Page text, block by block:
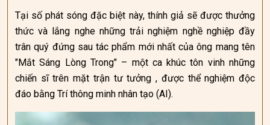
Tại số phát sóng đặc biệt này, thính giả sẽ được thưởng
thức và lắng nghe những trải nghiệm nghề nghiệp đầy
trân quý đứng sau tác phẩm mới nhất của ông mang tên
"Mắt Sáng Lòng Trong" – một ca khúc tôn vinh những
chiến sĩ trên mặt trận tư tưởng , được thể nghiệm độc
đáo bằng Trí thông minh nhân tạo (AI).